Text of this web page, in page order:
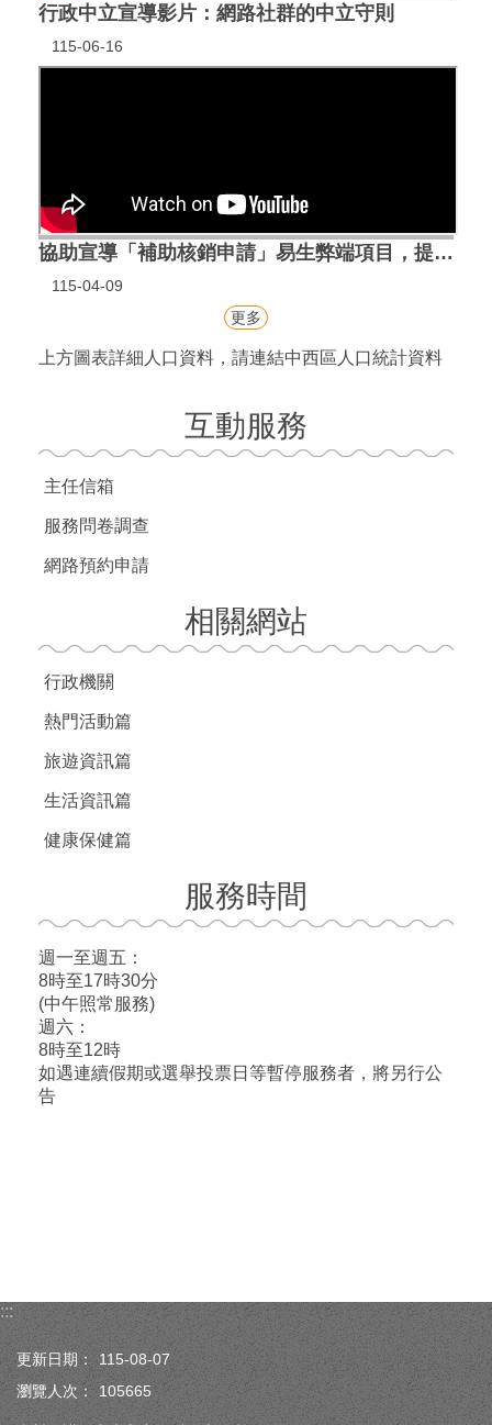
行政中立宣導影片：網路社群的中立守則
115-06-16
協助宣導「補助核銷申請」易生弊端項目，提升潛在風險之辨識能力與法紀觀念。
115-04-09
更多
上方圖表詳細人口資料，請連結中西區人口統計資料
互動服務
主任信箱
服務問卷調查
網路預約申請
相關網站
行政機關
熱門活動篇
旅遊資訊篇
生活資訊篇
健康保健篇
服務時間
週一至週五：
8時至17時30分
(中午照常服務)
週六：
8時至12時
如遇連續假期或選舉投票日等暫停服務者，將另行公
告
:::
更新日期：
115-08-07
瀏覽人次：
105665